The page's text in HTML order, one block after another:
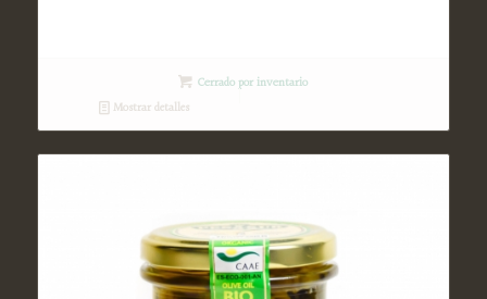
Cerrado por inventario
Mostrar detalles